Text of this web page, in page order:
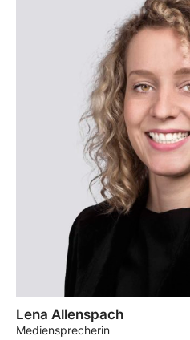
Lena Allenspach
Mediensprecherin